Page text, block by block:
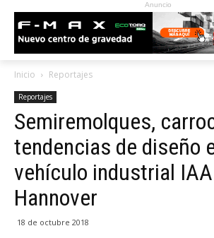
Anuncio
Inicio Reportajes
Reportajes
Semiremolques,
tendencias de diseño
vehículo industrial
Hannover
18 de octubre 2018